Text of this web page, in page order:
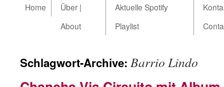
Home
Über |
About
Aktuelle Spotify
Playlist
Schlagwort-Archive: Barrio Lindo